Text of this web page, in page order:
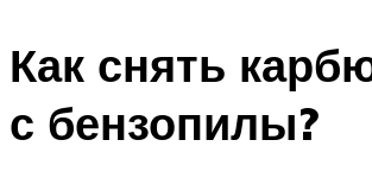
Как снять
с бензопилы?